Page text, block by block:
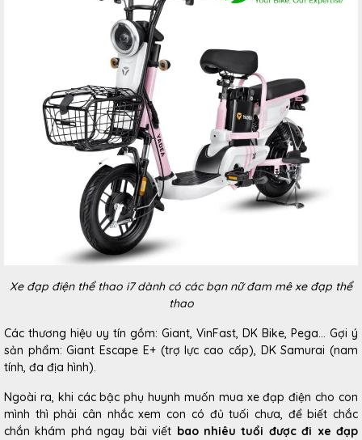
Xe đạp điện thể thao i7 dành có các bạn nữ đam mê xe đạp thể
thao
Các thương hiệu uy tín gồm: Giant, VinFast, DK Bike, Pega... Gợi ý
sản phẩm: Giant Escape E+ (trợ lực cao cấp), DK Samurai (nam
tính, đa địa hình).
Ngoài ra, khi các bậc phụ huynh muốn mua xe đạp điện cho con
mình thì phải cân nhắc xem con có đủ tuối chưa, để biết chắc
chắn khám phá ngay bài viết bao nhiêu tuổi được đi xe đạp